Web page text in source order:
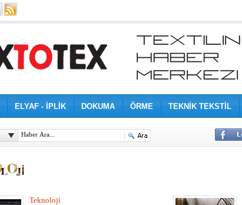
ELYAF - İPLİK DOKUMA ÖRME TEKNİK TEKSTİL
Teknoloji